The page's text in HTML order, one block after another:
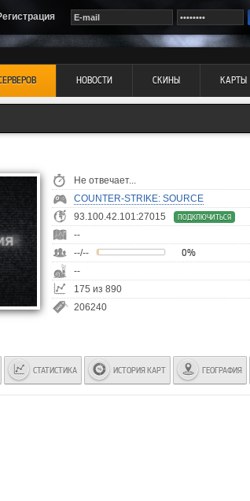
НОВОСТИ СКИНЫ КАРТЫ
Не отвечает...
COUNTER-STRIKE: SOURCE
93.100.42.101:27015
ПОДКЛЮЧИТЬСЯ
--
--/--
0%
--
175 из 890
206240
СТАТИСТИКА ИСТОРИЯ КАРТ ГЕОГРАФИЯ